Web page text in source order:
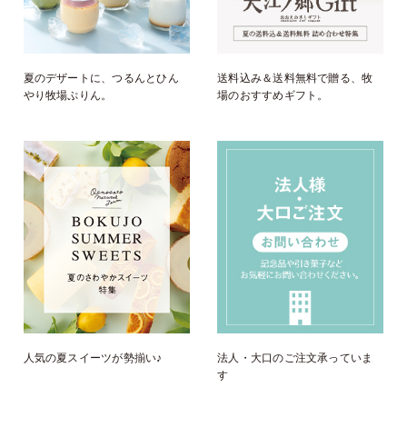
夏のデザートに、つるんとひん
やり牧場ぷりん。
送料込み＆送料無料で贈る、牧
場のおすすめギフト。
人気の夏スイーツが勢揃い♪
法人・大口のご注文承っていま
す